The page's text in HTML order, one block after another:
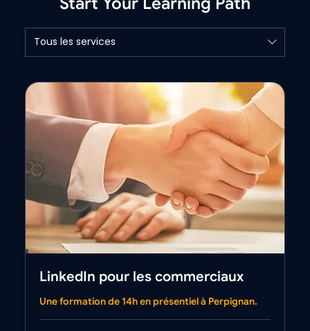
Tous les services
LinkedIn pour les commerciaux
Une formation de 14h en présentiel à Perpignan.